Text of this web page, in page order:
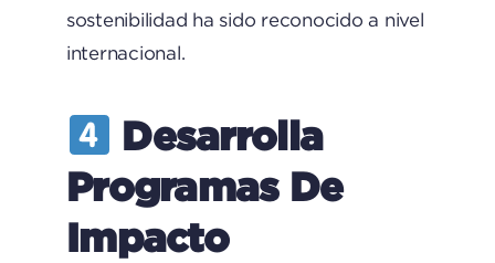
sostenibilidad ha sido reconocido a nivel
internacional.
Desarrolla
Programas De
Impacto